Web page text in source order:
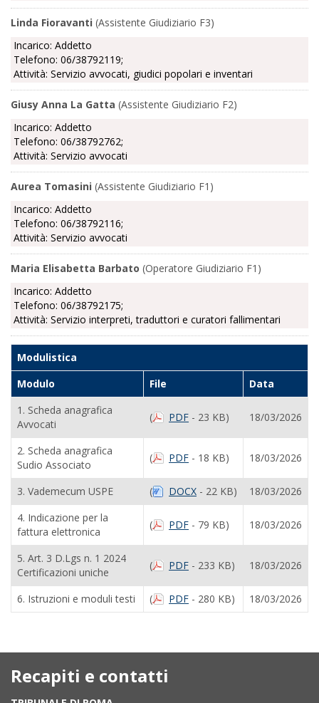
Linda Fioravanti (Assistente Giudiziario F3)
Incarico: Addetto
Telefono: 06/38792119;
Attività: Servizio avvocati, giudici popolari e inventari
Giusy Anna La Gatta (Assistente Giudiziario F2)
Incarico: Addetto
Telefono: 06/38792762;
Attività: Servizio avvocati
Aurea Tomasini (Assistente Giudiziario F1)
Incarico: Addetto
Telefono: 06/38792116;
Attività: Servizio avvocati
Maria Elisabetta Barbato (Operatore Giudiziario F1)
Incarico: Addetto
Telefono: 06/38792175;
Attività: Servizio interpreti, traduttori e curatori fallimentari
Modulistica
Modulo
File
Data
1. Scheda anagrafica
Avvocati
( PDF - 23 KB) 18/03/2026
2. Scheda anagrafica
Sudio Associato
( PDF - 18 KB) 18/03/2026
3. Vademecum USPE ( DOCX - 22 KB)
18/03/2026
4. Indicazione per la
fattura elettronica
( PDF - 79 KB) 18/03/2026
5. Art. 3 D.Lgs n. 1 2024
Certificazioni uniche
( PDF - 233 KB) 18/03/2026
6. Istruzioni e moduli testi ( PDF - 280 KB) 18/03/2026
Recapiti e contatti